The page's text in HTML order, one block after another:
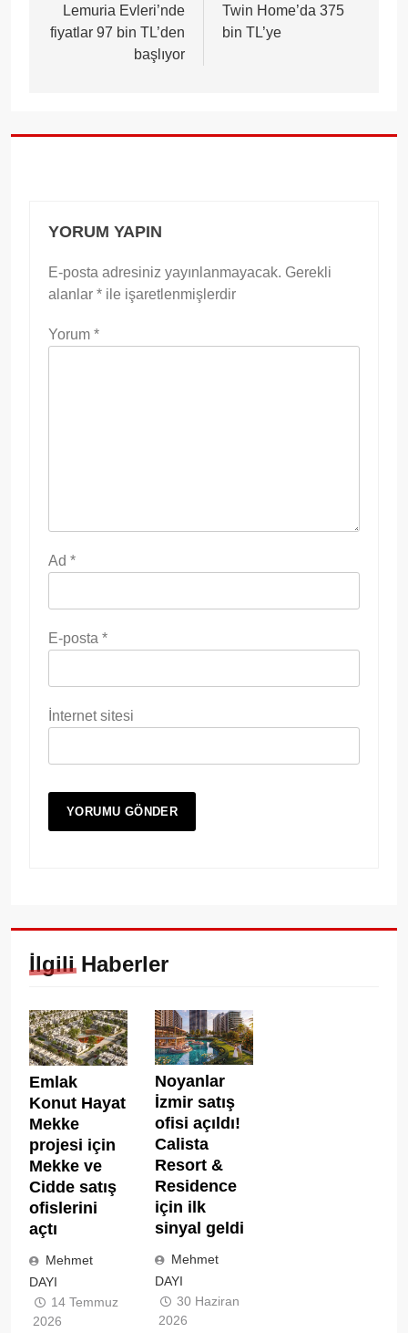
gezinmesi
Lemuria Evleri’nde
fiyatlar 97 bin TL’den
başlıyor
Twin Home’da 375
bin TL’ye
YORUM YAPIN
E-posta adresiniz yayınlanmayacak. Gerekli
alanlar * ile işaretlenmişlerdir
Yorum *
Ad *
E-posta *
İnternet sitesi
İlgili Haberler
Emlak
Konut Hayat
Mekke
projesi için
Mekke ve
Cidde satış
ofislerini
açtı
Mehmet
DAYI
14 Temmuz
2026
Noyanlar
İzmir satış
ofisi açıldı!
Calista
Resort &
Residence
için ilk
sinyal geldi
Mehmet
DAYI
30 Haziran
2026